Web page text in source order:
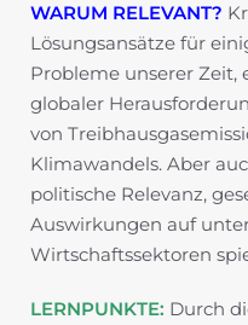
WARUM RELEVANT?
Lösungsansätze für
Probleme unserer
globaler
von
Klimawandels. Aber
politische Relevanz,
Auswirkungen auf
Wirtschaftssektoren
LERNPUNKTE: Durch